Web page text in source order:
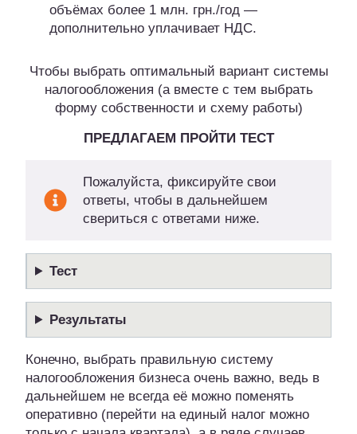
объёмах более 1 млн. грн./год —
дополнительно уплачивает НДС.
Чтобы выбрать оптимальный вариант системы
налогообложения (а вместе с тем выбрать
форму собственности и схему работы)
ПРЕДЛАГАЕМ ПРОЙТИ ТЕСТ
Пожалуйста, фиксируйте свои
ответы, чтобы в дальнейшем
свериться с ответами ниже.
Тест
Результаты
Конечно, выбрать правильную систему
налогообложения бизнеса очень важно, ведь в
дальнейшем не всегда её можно поменять
оперативно (перейти на единый налог можно